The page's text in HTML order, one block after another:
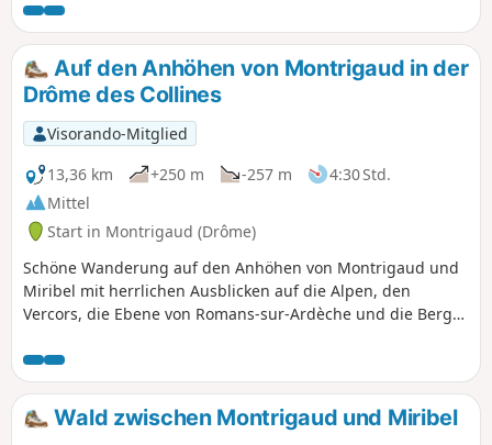
Auf den Anhöhen von Montrigaud in der
Drôme des Collines
Visorando-Mitglied
13,36 km
+250 m -257 m
4:30 Std.
Mittel
Start in Montrigaud (Drôme)
Schöne Wanderung auf den Anhöhen von Montrigaud und
Miribel mit herrlichen Ausblicken auf die Alpen, den
Vercors, die Ebene von Romans-sur-Ardèche und die Berge
Wald zwischen Montrigaud und Miribel